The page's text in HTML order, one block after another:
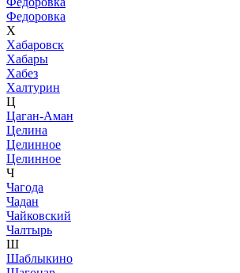
Федоровка
Х
Хабаровск
Хабары
Хабез
Халтурин
Ц
Цаган-Аман
Целина
Целинное
Целинное
Ч
Чагода
Чадан
Чайковский
Чалтырь
Ш
Шаблыкино